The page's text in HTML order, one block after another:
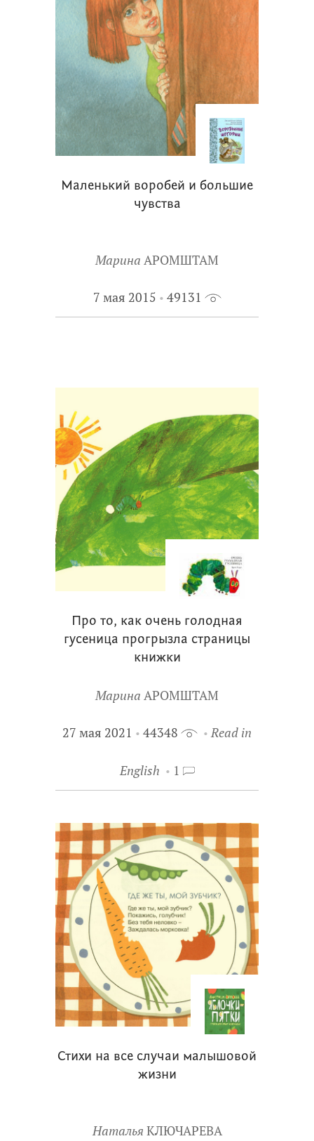
Маленький воробей и большие
чувства
Марина АРОМШТАМ
7 мая 2015 49131
Про то, как очень голодная
гусеница прогрызла страницы
книжки
Марина АРОМШТАМ
27 мая 2021 44348 Read in
English 1
Стихи на все случаи малышовой
жизни
Наталья КЛЮЧАРЕВА